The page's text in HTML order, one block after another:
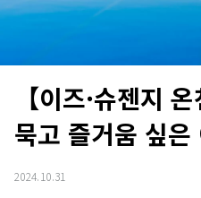
【이즈·슈젠지
묵고 즐거움 싶은
2024.10.31